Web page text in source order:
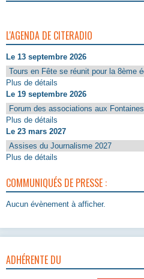
L'AGENDA DE CITERADIO
Le 13 septembre 2026
Tours en Fête se réunit pour la 8ème
Plus de détails
Le 19 septembre 2026
Forum des associations aux
Plus de détails
Le 23 mars 2027
Assises du Journalisme 2027
Plus de détails
COMMUNIQUÉS DE PRESSE :
Aucun évènement à afficher.
ADHÉRENTE DU